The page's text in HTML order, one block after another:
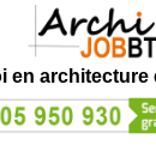
en architecture